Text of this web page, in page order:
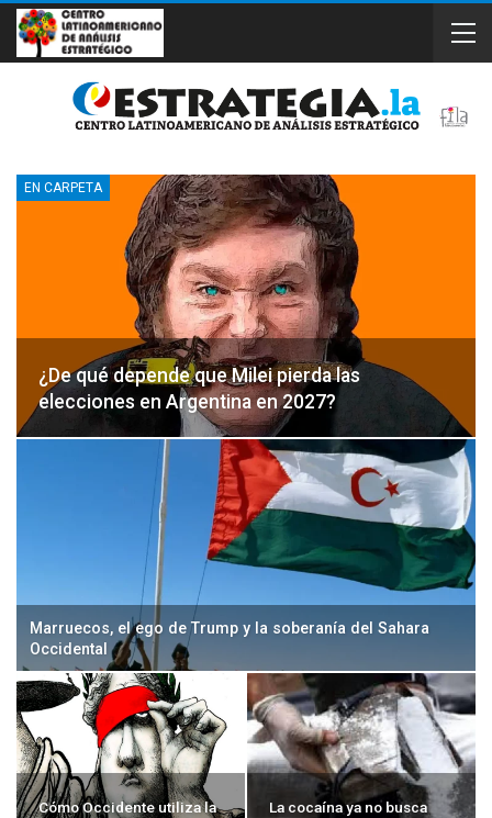
EN CARPETA
¿De qué depende que Milei pierda las
elecciones en Argentina en 2027?
Marruecos, el ego de Trump y la soberanía del Sahara
Occidental
Cómo Occidente utiliza la
La cocaína ya no busca